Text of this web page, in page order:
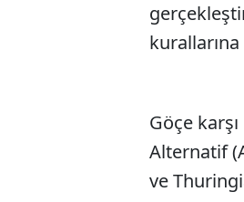
Göçe
Alternatif
ve